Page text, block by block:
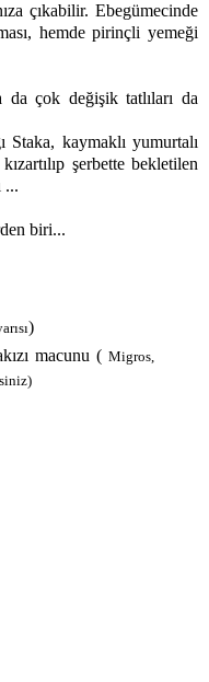
çıkabilir. Ebegümecinde
hemde pirinçli yemeği
da çok değişik tatlıları da
Staka, kaymaklı yumurtalı
şerbette bekletilen
...
biri...
)
macunu (Migros,